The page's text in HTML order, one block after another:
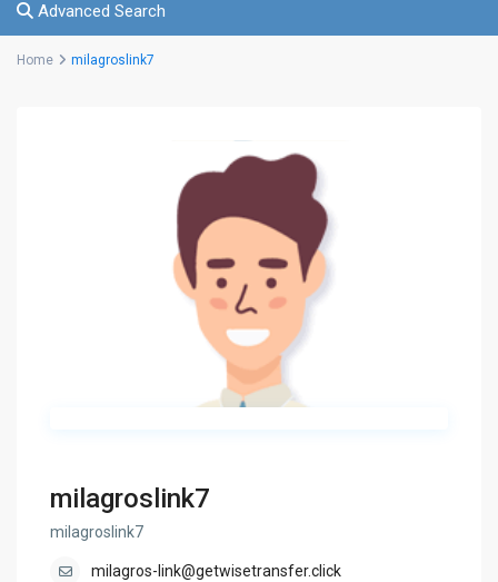
Advanced Search
Home milagroslink7
milagroslink7
milagroslink7
milagros-link@getwisetransfer.click